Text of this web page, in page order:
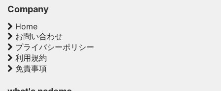
Company
Home
お問い合わせ
プライバシーポリシー
利用規約
免責事項